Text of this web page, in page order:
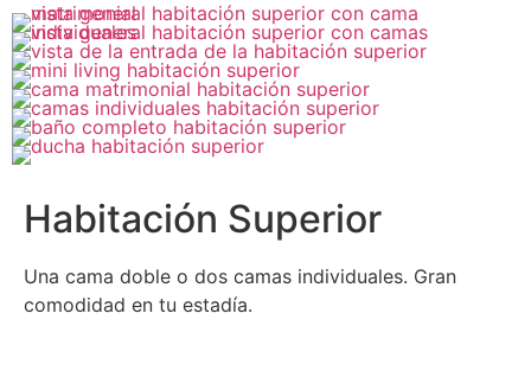
Habitación Superior
Una cama doble o dos camas individuales. Gran
comodidad en tu estadía.